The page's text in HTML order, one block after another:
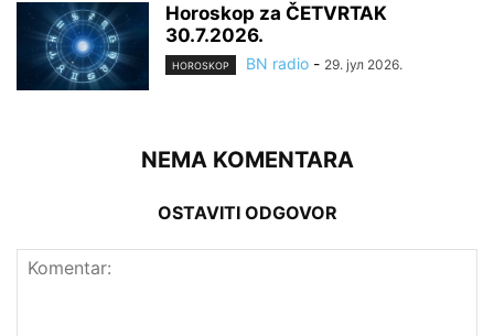
Horoskop za ČETVRTAK
30.7.2026.
HOROSKOP BN radio - 29. јул 2026.
NEMA KOMENTARA
OSTAVITI ODGOVOR